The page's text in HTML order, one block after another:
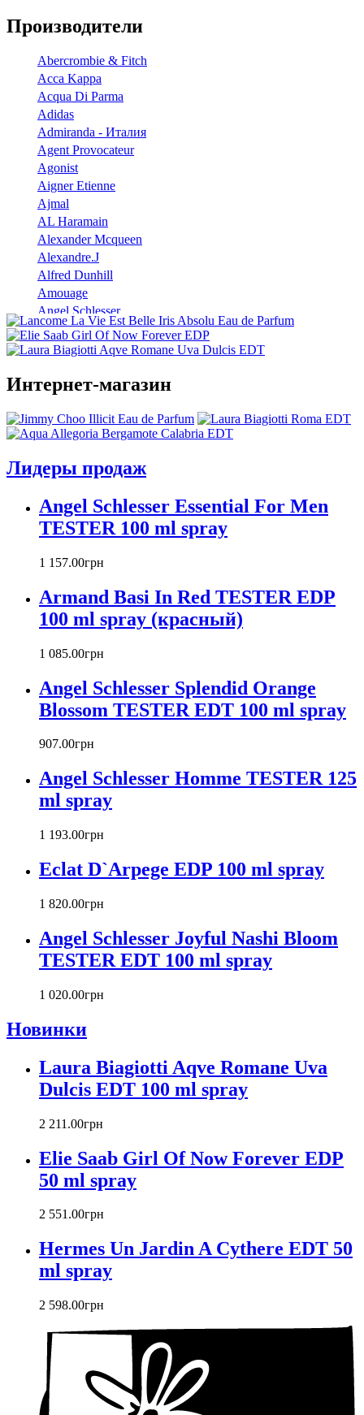
Производители
Abercrombie & Fitch
Acca Kappa
Acqua Di Parma
Adidas
Admiranda - Италия
Agent Provocateur
Agonist
Aigner Etienne
Ajmal
AL Haramain
Alexander Mcqueen
Alexandre.J
Alfred Dunhill
Amouage
Angel Schlesser
Anna Sui
Annayake
Antonio Banderas
Armaf
Armand Basi
Azzaro
Baldinini
Banana Republic
Betty Barclay
Bill Blass
Biotherm
Blumarine
Bond № 9
Boucheron
Bourjois
Britney Spears
Bruno Banani
Bvlgari
Byblos
Byredo
Cacharel
Canali
Carla Fracci
Carlos Moya
Caron
Cartier
Chanel
Charriol
Chloe
Chopard
Christian Audigier
Christian Dior
Christian Lacroix
Cindy Crawford
Clinique
Clive Christian
CnR Create
Comme Des Garcons
Costume National
Couch
Courreges
Cristiano Ronaldo
Cristobal Balenciaga
Cuarzo Signature
Cuba Paris
D'orsay
Damien Bash
Интернет-магазин
Лидеры продаж
Angel Schlesser Essential For Men
TESTER 100 ml spray
1 157.00грн
Armand Basi In Red TESTER EDP
100 ml spray (красный)
1 085.00грн
Angel Schlesser Splendid Orange
Blossom TESTER EDT 100 ml spray
907.00грн
Angel Schlesser Homme TESTER 125
ml spray
1 193.00грн
Eclat D`Arpege EDP 100 ml spray
1 820.00грн
Angel Schlesser Joyful Nashi Bloom
TESTER EDT 100 ml spray
1 020.00грн
Новинки
Laura Biagiotti Aqve Romane Uva
Dulcis EDT 100 ml spray
2 211 .00грн
Elie Saab Girl Of Now Forever EDP
50 ml spray
2 551.00грн
Hermes Un Jardin A Cythere EDT 50
ml spray
2 598.00грн